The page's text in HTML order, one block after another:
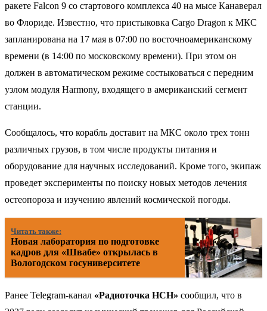
ракете Falcon 9 со стартового комплекса 40 на мысе Канаверал
во Флориде. Известно, что пристыковка Cargo Dragon к МКС
запланирована на 17 мая в 07:00 по восточноамериканскому
времени (в 14:00 по московскому времени). При этом он
должен в автоматическом режиме состыковаться с передним
узлом модуля Harmony, входящего в американский сегмент
станции.
Сообщалось, что корабль доставит на МКС около трех тонн
различных грузов, в том числе продукты питания и
оборудование для научных исследований. Кроме того, экипаж
проведет эксперименты по поиску новых методов лечения
остеопороза и изучению явлений космической погоды.
Читать также:
Новая лаборатория по подготовке
кадров для «Швабе» открылась в
Вологодском госуниверситете
Ранее Telegram-канал «Радиоточка НСН» сообщил, что в